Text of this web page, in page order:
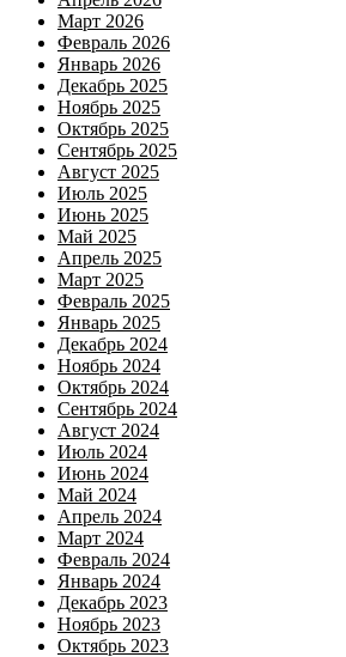
Март 2026
Февраль 2026
Январь 2026
Декабрь 2025
Ноябрь 2025
Октябрь 2025
Сентябрь 2025
Август 2025
Июль 2025
Июнь 2025
Май 2025
Апрель 2025
Март 2025
Февраль 2025
Январь 2025
Декабрь 2024
Ноябрь 2024
Октябрь 2024
Сентябрь 2024
Август 2024
Июль 2024
Июнь 2024
Май 2024
Апрель 2024
Март 2024
Февраль 2024
Январь 2024
Декабрь 2023
Ноябрь 2023
Октябрь 2023